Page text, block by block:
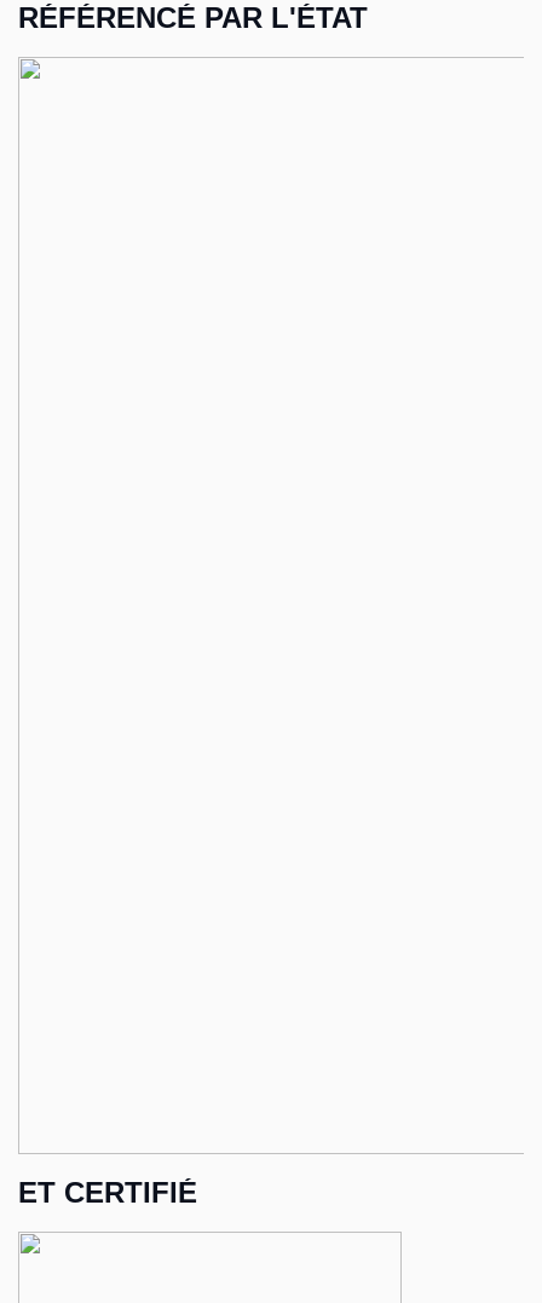
RÉFÉRENCÉ PAR L'ÉTAT
ET CERTIFIÉ